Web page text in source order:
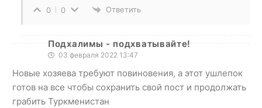
0 0 Ответить
Подхалимы - подхватывайте!
03 февраля 2022 13:47
Новые хозяева требуют повиновения, а этот ушлепок
готов на все чтобы сохранить свой пост и продолжать
грабить Туркменистан